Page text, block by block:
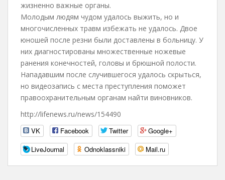
жизненно важные органы.
Молодым людям чудом удалось выжить, но и
многочисленных травм избежать не удалось. Двое
юношей после резни были доставлены в больницу. У
них диагностированы множественные ножевые
ранения конечностей, головы и брюшной полости.
Нападавшим после случившегося удалось скрыться,
но видеозапись с места преступления поможет
правоохранительным органам найти виновников.
http://lifenews.ru/news/154490
VK
Facebook Twitter
Google+
LiveJournal
Odnoklassniki Mail.ru